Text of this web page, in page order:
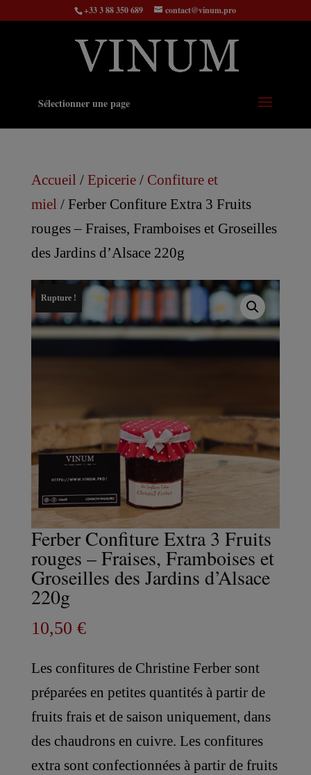
+33 3 88 350 689 contact@vinum.pro
Sélectionner une page
Accueil/ Epicerie/ Confiture et
miel/ Ferber Confiture Extra 3 Fruits
rouges – Fraises, Framboises et Groseilles
des Jardins d’Alsace 220g
Rupture !
Ferber Confiture Extra 3 Fruits
rouges – Fraises, Framboises et
Groseilles des Jardins d’Alsace
220g
10,50 €
Les confitures de Christine Ferber sont
préparées en petites quantités à partir de
fruits frais et de saison uniquement, dans
des chaudrons en cuivre. Les confitures
extra sont confectionnées à partir de fruits